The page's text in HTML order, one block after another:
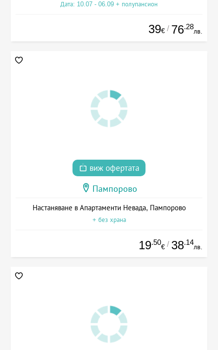
Дата: 10.07 - 06.09 + полупансион
39€ / 76.28
лв.
виж офертата
Пампорово
Настаняване в Апартаменти Невада, Пампорово
+ без храна
19.50
€ / 38.14
лв.